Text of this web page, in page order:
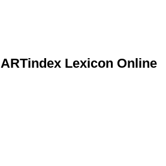
ARTindex Lexicon Online